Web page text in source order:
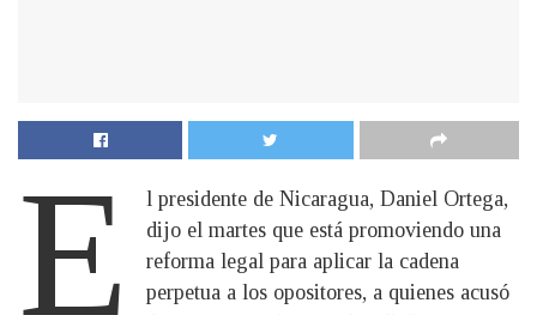
E
l presidente de Nicaragua, Daniel Ortega,
dijo el martes que está promoviendo una
reforma legal para aplicar la cadena
perpetua a los opositores, a quienes acusó